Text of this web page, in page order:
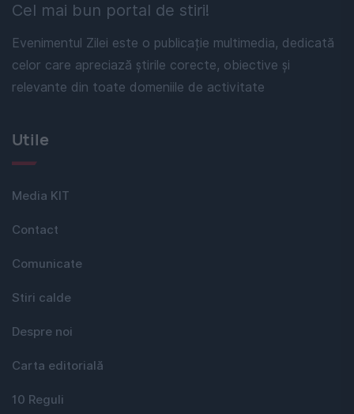
Cel mai bun portal de stiri!
Evenimentul Zilei este o publicație multimedia, dedicată
celor care apreciază știrile corecte, obiective și
relevante din toate domeniile de activitate
Utile
Media KIT
Contact
Comunicate
Stiri calde
Despre noi
Carta editorială
10 Reguli